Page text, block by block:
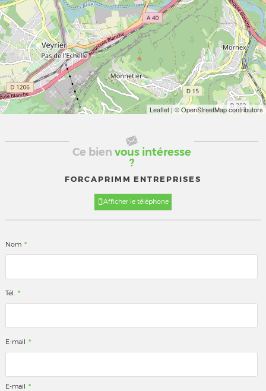
Leaflet | © OpenStreetMap contributors
Ce bien vous intéresse
?
FORCAPRIMM ENTREPRISES
Afficher le téléphone
Nom *
Tél. *
E-mail *
E-mail *